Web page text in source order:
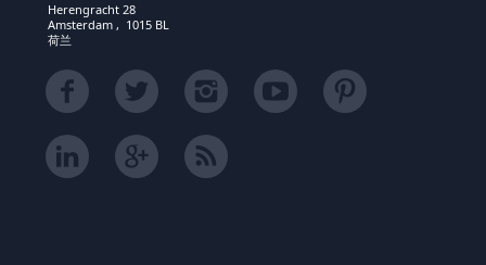
Herengracht 28
Amsterdam , 1015 BL
荷兰